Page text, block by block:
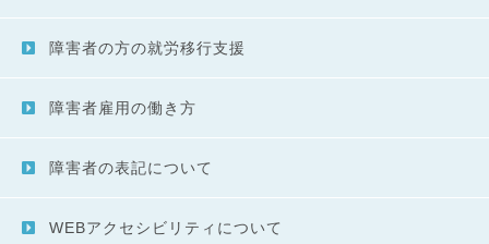
障害者の方の就労移行支援
障害者雇用の働き方
障害者の表記について
WEBアクセシビリティについて